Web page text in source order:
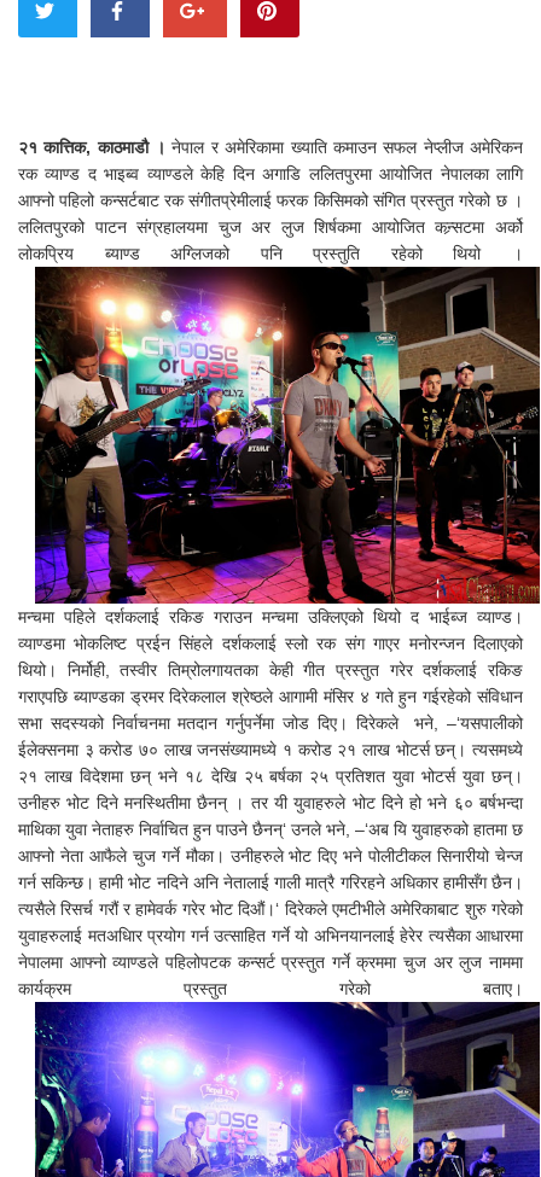
२१ कात्तिक, काठमाडौ । नेपाल र अमेरिकामा ख्याति कमाउन सफल नेप्लीज अमेरिकन
रक व्याण्ड द भाइब्व व्याण्डले केहि दिन अगाडि ललितपुरमा आयोजित नेपालका लागि
आफ्नो पहिलो कन्सर्टबाट रक संगीतप्रेमीलाई फरक किसिमको संगित प्रस्तुत गरेको छ ।
ललितपुरको पाटन संग्रहालयमा चुज अर लुज शिर्षकमा आयोजित कन्र्सटमा अर्को
लोकप्रिय ब्याण्ड अग्लिजको पनि प्रस्तुति रहेको थियो ।
मन्चमा पहिले दर्शकलाई रकिङ गराउन मन्चमा उक्लिएको थियो द भाईब्ज व्याण्ड।
व्याण्डमा भोकलिष्ट प्रईन सिंहले दर्शकलाई स्लो रक संग गाएर मनोरन्जन दिलाएको
थियो। निर्मोही, तस्वीर तिम्रोलगायतका केही गीत प्रस्तुत गरेर दर्शकलाई रकिङ
गराएपछि ब्याण्डका ड्रमर दिरेकलाल श्रेष्ठले आगामी मंसिर ४ गते हुन गईरहेको संविधान
सभा सदस्यको निर्वाचनमा मतदान गर्नुपर्नेमा जोड दिए। दिरेकले भने, –‘यसपालीको
ईलेक्सनमा ३ करोड ७० लाख जनसंख्यामध्ये १ करोड २१ लाख भोटर्स छन्। त्यसमध्ये
२१ लाख विदेशमा छन् भने १८ देखि २५ बर्षका २५ प्रतिशत युवा भोटर्स युवा छन्।
उनीहरु भोट दिने मनस्थितीमा छैनन् । तर यी युवाहरुले भोट दिने हो भने ६० बर्षभन्दा
माथिका युवा नेताहरु निर्वाचित हुन पाउने छैनन्‘ उनले भने, –‘अब यि युवाहरुको हातमा छ
आफ्नो नेता आफैले चुज गर्ने मौका। उनीहरुले भोट दिए भने पोलीटीकल सिनारीयो चेन्ज
गर्न सकिन्छ। हामी भोट नदिने अनि नेतालाई गाली मात्रै गरिरहने अधिकार हामीसँग छैन।
त्यसैले रिसर्च गरौं र हामेवर्क गरेर भोट दिऔं।‘ दिरेकले एमटीभीले अमेरिकाबाट शुरु गरेको
युवाहरुलाई मतअधिार प्रयोग गर्न उत्साहित गर्ने यो अभिनयानलाई हेरेर त्यसैका आधारमा
नेपालमा आफ्नो व्याण्डले पहिलोपटक कन्सर्ट प्रस्तुत गर्ने क्रममा चुज अर लुज नाममा
कार्यक्रम प्रस्तुत गरेको बताए।